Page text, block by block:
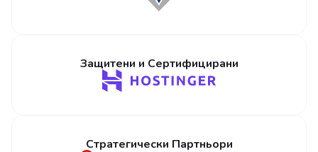
Защитени и Сертифицирани
Стратегически Партньори